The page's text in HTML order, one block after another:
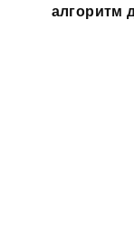
алгоритм